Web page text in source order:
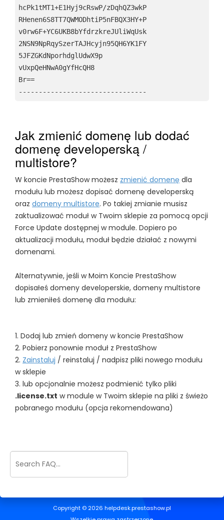
hcPk1tMT1+E1Hyj9cRswP/zDqhQZ3wkP
RHenen6S8TT7QWMODhtiP5nFBQX3HY+P
v0rw6F+YC6UKB8bYfdrzkreJUliWqUsk
2NSN9NpRqySzerTAJHcyjn95QH6YK1FY
5JFZGKdNporhdglUdwX9p
vUxpQeHNwA0gYfHcQH8
Br==
Jak zmienić domenę lub dodać
domenę developerską /
multistore?
W koncie PrestaShow możesz zmienić domenę dla
modułu lub możesz dopisać domenę developerską
oraz domeny multistore. Po takiej zmianie musisz
zaktualizować moduł w Twoim sklepie za pomocą opcji
Force Update dostępnej w module. Dopiero po
aktualizacji modułu, moduł będzie działać z nowymi
domenami.
Alternatywnie, jeśli w Moim Koncie PrestaShow
dopisałeś domeny developerskie, domeny multistore
lub zmieniłeś domenę dla modułu:
1. Dodaj lub zmień domeny w koncie PrestaShow
2. Pobierz ponownie moduł z PrestaShow
2. Zainstaluj / reinstaluj / nadpisz pliki nowego modułu
w sklepie
3. lub opcjonalnie możesz podmienić tylko pliki
.license.txt w module w Twoim sklepie na pliki z świeżo
pobranego modułu (opcja rekomendowana)
Copyright © 2026 helpdesk.prestashow.pl